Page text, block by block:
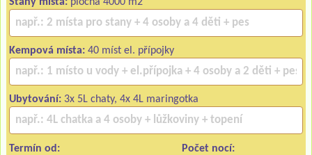
Kempová místa: 40 míst el. přípojky
Ubytování: 3x 5L chaty, 4x 4L maringotka
Termín od: Počet nocí: